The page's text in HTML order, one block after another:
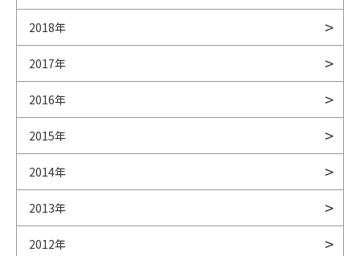
2018年
2017年
2016年
2015年
2014年
2013年
2012年